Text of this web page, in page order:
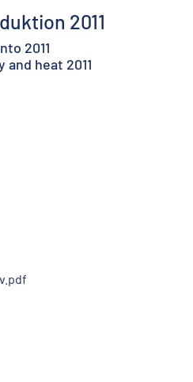
2011
2011
heat 2011